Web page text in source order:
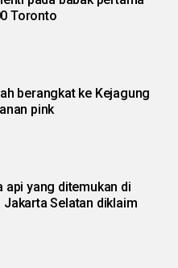
Toronto
berangkat ke Kejagung
pink
api yang ditemukan di
Selatan diklaim